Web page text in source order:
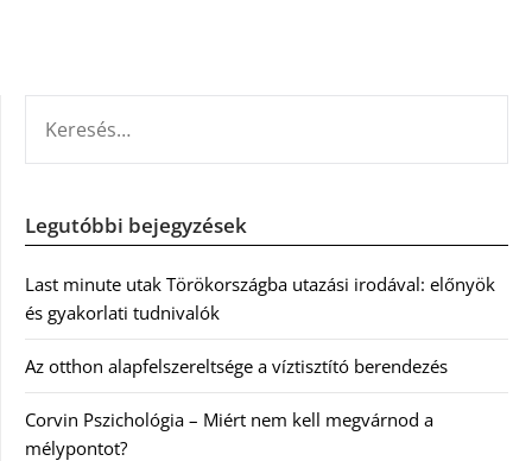
Legutóbbi bejegyzések
Last minute utak Törökországba utazási irodával: előnyök
és gyakorlati tudnivalók
Az otthon alapfelszereltsége a víztisztító berendezés
Corvin Pszichológia – Miért nem kell megvárnod a
mélypontot?